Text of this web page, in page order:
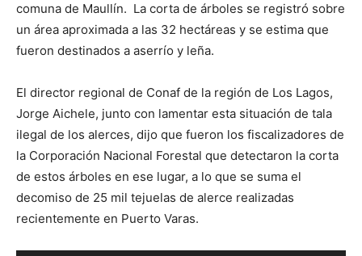
comuna de Maullín. La corta de árboles se registró sobre
un área aproximada a las 32 hectáreas y se estima que
fueron destinados a aserrío y leña.
El director regional de Conaf de la región de Los Lagos,
Jorge Aichele, junto con lamentar esta situación de tala
ilegal de los alerces, dijo que fueron los fiscalizadores de
la Corporación Nacional Forestal que detectaron la corta
de estos árboles en ese lugar, a lo que se suma el
decomiso de 25 mil tejuelas de alerce realizadas
recientemente en Puerto Varas.